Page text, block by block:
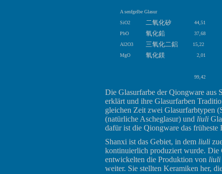
A senfgelbe Glasur
SiO2
二氧化矽
44,51
PbO
氧化鉛
37,68
Al2O3
三氧化二鋁
15,22
MgO
氧化鎂 2,01
99,42
Die Glasurfarbe der Qiongware aus
erklärt und ihre Glasurfarben
gleichen Zeit zwei Glasurfarbtypen
(natürliche Ascheglasur) und liuli
dafür ist die Qiongware das früheste
Shanxi ist das Gebiet, in dem liuli
kontinuierlich produziert wurde.
entwickelten die Produktion von liuli
weiter. Sie stellten Keramiken her,